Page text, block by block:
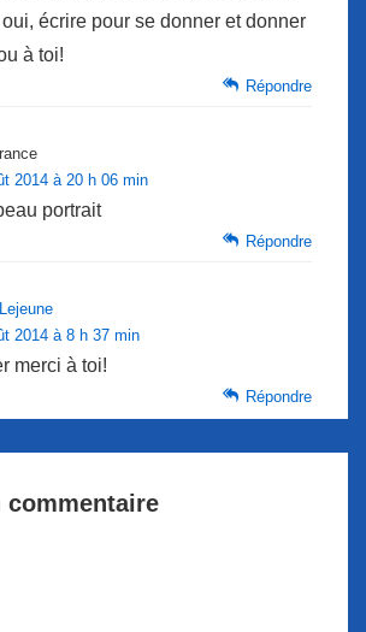
écrire pour se donner et donner
à toi!
Répondre
2014 à 20 h 06 min
portrait
Répondre
2014 à 8 h 37 min
merci à toi!
Répondre
commentaire